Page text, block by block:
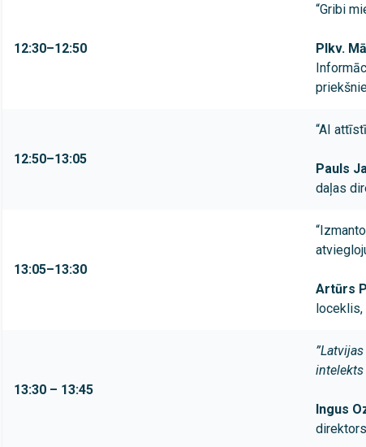
12:30–12:50
“Gribi
Plkv.
12:50–13:05
“AI
Pauls
daļas
13:05–13:30
Artūrs
13:30 – 13:45
intelekts
Ingus
direktors